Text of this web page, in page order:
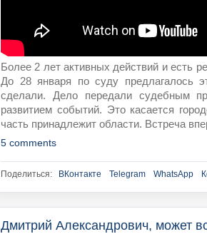
Более 2 лет активных действий и есть
До 28 января по суду предлагалось
сделали. Дело передали судебным
развитием событий. Это касается
часть принадлежит области. Встреча
5 comments
Поделиться: ВКонтакте Telegram WhatsApp
Дмитрий Александрович, может